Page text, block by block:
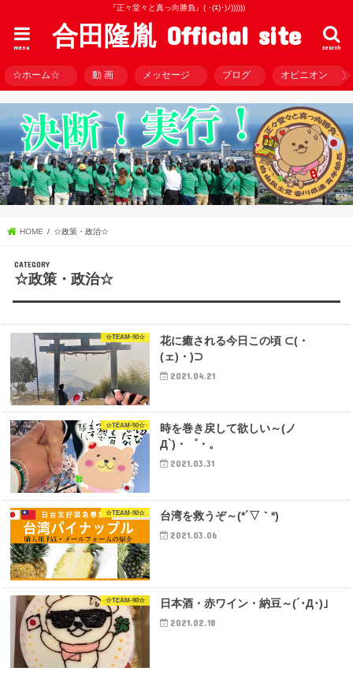
『正々堂々と真っ向勝負』( ･(ｴ)･)ﾉ))))))
合田隆胤 Official site search
menu
☆ホーム☆ 動 画 メッセージ ブログ オピニオン
HOME ☆政策・政治☆
☆政策・政治☆
☆TEAM-90☆
花に癒される今日この頃 ⊂(・
(ェ)・)⊃
2021.04.21
☆TEAM-90☆
時を巻き戻して欲しい～(ノ
Д`)・゜・。
2021.03.31
☆TEAM-90☆ 台湾を救うぞ～(*´▽｀*)
2021.03.06
☆TEAM-90☆ 日本酒・赤ワイン・納豆～(´･Д･)」
2021.02.18